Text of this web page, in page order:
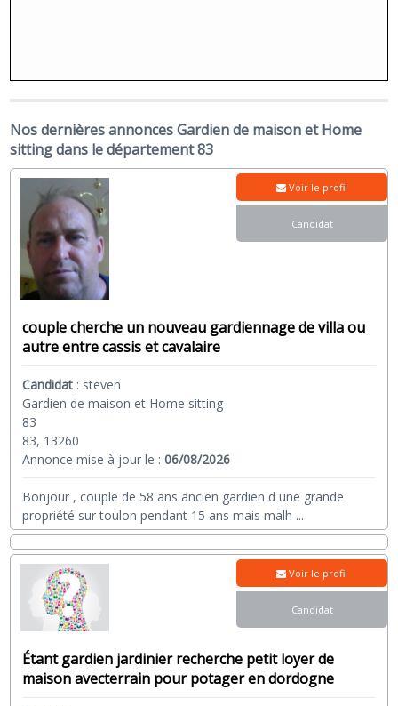
Nos dernières annonces Gardien de maison et Home
sitting dans le département 83
couple cherche un nouveau gardiennage de villa ou
autre entre cassis et cavalaire
Candidat : steven
Gardien de maison et Home sitting
83
83, 13260
Annonce mise à jour le :06/08/2026
Bonjour , couple de 58 ans ancien gardien d une grande
propriété sur toulon pendant 15 ans mais malh ...
Voir le profil
Candidat
Étant gardien jardinier recherche petit loyer de
maison avecterrain pour potager en dordogne
Voir le profil
Candidat